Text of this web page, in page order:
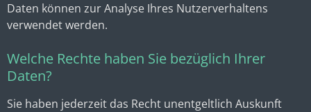
Daten können zur Analyse Ihres Nutzerverhaltens
verwendet werden.
Welche Rechte haben Sie bezüglich Ihrer
Daten?
Sie haben jederzeit das Recht unentgeltlich Auskunft